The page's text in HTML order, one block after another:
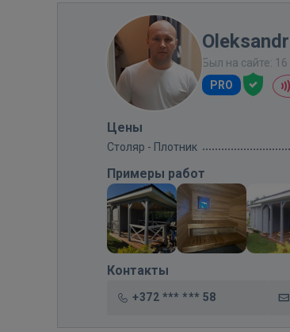
Был на сайте: 16
PRO
Цены
Столяр - Плотник
Примеры работ
Контакты
+372 *** *** 58